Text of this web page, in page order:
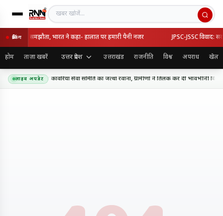
खबर खोजें
ब्रेकिंग
का रक्षा समझौता, भारत ने कहा- हालात पर हमारी पैनी नजर JPSC-JSSC विवाद:
होम ताज़ा खबरें उत्तर प्रदेश उत्तराखंड राजनीति विश्व अपराध खेल
लाइव अपडेट
के लिए शिव शक्ति कांवरिया सेवा समिति का जत्था रवाना, ग्रामीणों ने तिलक कर दी भावभीनी विदाई